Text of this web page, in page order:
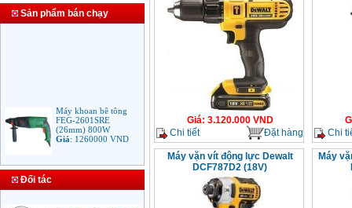
Sản phẩm bán chạy
Máy khoan bê tông
FEG-2601SRE
(26mm) 800W
Giá:1260000VND
Giá:330000VND
Đối tác
Giá: 3.120.000VND
Chi tiết
Đặt hàng
Chi
Máy vặn vít động lực Dewalt
DCF787D2 (18V)
Máy